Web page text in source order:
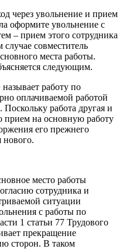
через увольнение и прием
оформите увольнение с
– прием этого сотрудника
совместитель
места работы.
следующим.
работу по
оплачиваемой работой
Поскольку работа другая и
прием на основную работу
его прежнего
нового.
место работы
сотрудника и
ситуации
с работы по
1 статьи 77 Трудового
прекращение
сторон. В таком